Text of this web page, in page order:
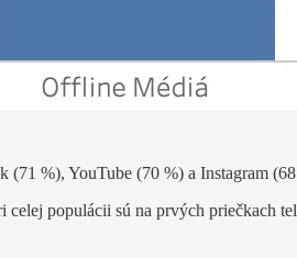
%), YouTube (70 %) a Instagram
populácii sú na prvých priečkach